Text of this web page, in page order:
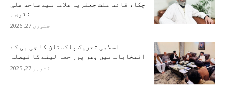
چکا، قائد ملت جعفریہ علامہ سید ساجد علی
نقوی۔
جنوری 27, 2026
اسلامی تحریک پاکستان کا جی بی کے
انتخابات میں بھر پور حصہ لینے کا فیصلہ
اکتوبر 27, 2025